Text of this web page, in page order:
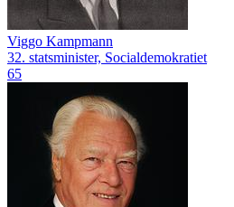
Viggo Kampmann
32. statsminister, Socialdemokratiet
65